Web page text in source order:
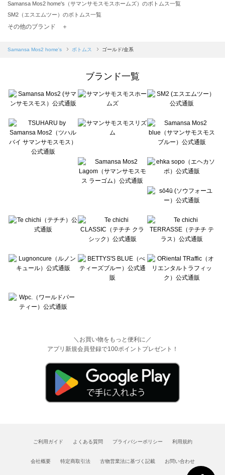
Samansa Mos2 home's（サマンサモスモスホームズ）のボトムス一覧
SM2（エスエムツー）のボトムス一覧
TSUHARU by Samansa Mos2（ツハルバイサマンサモスモス）のボトムス一覧
Samansa Mos2 blue（サマンサモスモス ブルー）のボトムス一覧
sō4ū（ソウフォーユー）のボトムス一覧
Te chichi（テチチ）のボトムス一覧
Te chichi CLASSIC（テチチ クラシック）のボトムス一覧
Lugnoncure（ルノンキュール）のボトムス一覧
BETTY'S BLUE（べティーズブルー）のボトムス一覧
Wpc.（ワールドパーティー）のボトムス一覧
その他のブランド ＋
Samansa Mos2 home's ボトムス ゴールド/金系
ブランド一覧
＼お買い物をもっと便利に／
アプリ新規会員登録で100ポイントプレゼント！
ご利用ガイド よくある質問 プライバシーポリシー 利用規約
会社概要 特定商取引法 古物営業法に基づく記載 お問い合わせ